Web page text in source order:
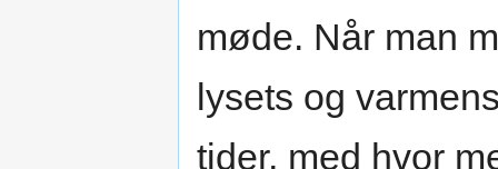
møde. Når man
lysets og
tider, med hvor